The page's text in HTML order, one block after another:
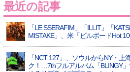
最近の記事
「LE SSERAFIM」「ILLIT」「
MISTAKE」、米「ビルボードHot
「NCT 127」、ソウルからNY・上
ク！…7thフルアルバム「BLINGY